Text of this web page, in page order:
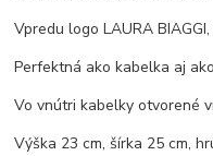
Vpredu logo LAURA
Perfektná ako kabelka aj
Vo vnútri kabelky otvorené
Výška 23 cm, šírka 25 cm,